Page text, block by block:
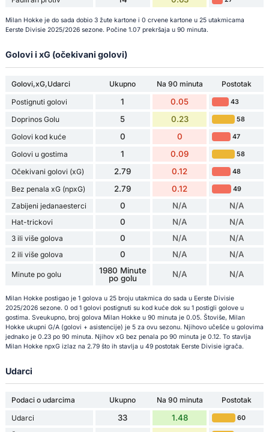
Milan Hokke je do sada dobio 3 žute kartone i 0 crvene kartone u 25 utakmicama
Eerste Divisie 2025/2026 sezone. Počine 1.07 prekršaja u 90 minuta.
Golovi i xG (očekivani golovi)
Golovi,xG,Udarci Ukupno Na 90 minuta
Postotak
Postignuti golovi
1 0.05 43
Doprinos Golu 5 0.23 58
Golovi kod kuće 0 0 47
Golovi u gostima 1 0.09 58
Očekivani golovi (xG) 2.79 0.12 48
Bez penala xG (npxG) 2.79 0.12 49
Zabijeni jedanaesterci 0 N/A N/A
Hat-trickovi 0 N/A N/A
3 ili više golova 0 N/A N/A
2 ili više golova 0 N/A N/A
Minute po golu
1980 Minute
po golu
N/A N/A
Milan Hokke postigao je 1 golova u 25 broju utakmica do sada u Eerste Divisie
2025/2026 sezone. 0 od 1 golovi postignuti su kod kuće dok su 1 postigli golove u
gostima. Sveukupno, broj golova Milan Hokke u 90 minuta je 0.05. Štoviše, Milan
Hokke ukupni G/A (golovi + asistencije) je 5 za ovu sezonu. Njihovo učešće u golovima
jednako je 0.23 po 90 minuta. Njihov xG bez penala po 90 minuta je 0.12. To stavlja
Milan Hokke npxG izlaz na 2.79 što ih stavlja u 49 postotak Eerste Divisie igrača.
Udarci
Podaci o udarcima Ukupno Na 90 minuta
Postotak
Udarci
33 1.48 60